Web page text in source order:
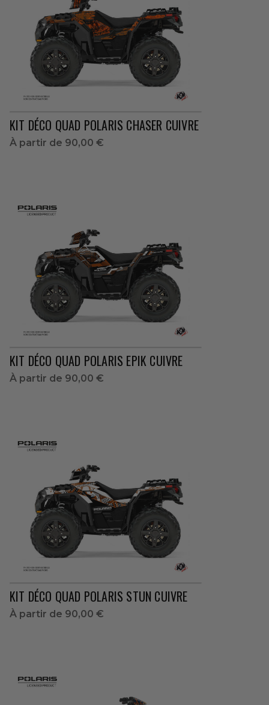
KIT DÉCO QUAD POLARIS CHASER CUIVRE
À partir de 90,00 €
KIT DÉCO QUAD POLARIS EPIK CUIVRE
À partir de 90,00 €
KIT DÉCO QUAD POLARIS STUN CUIVRE
À partir de 90,00 €